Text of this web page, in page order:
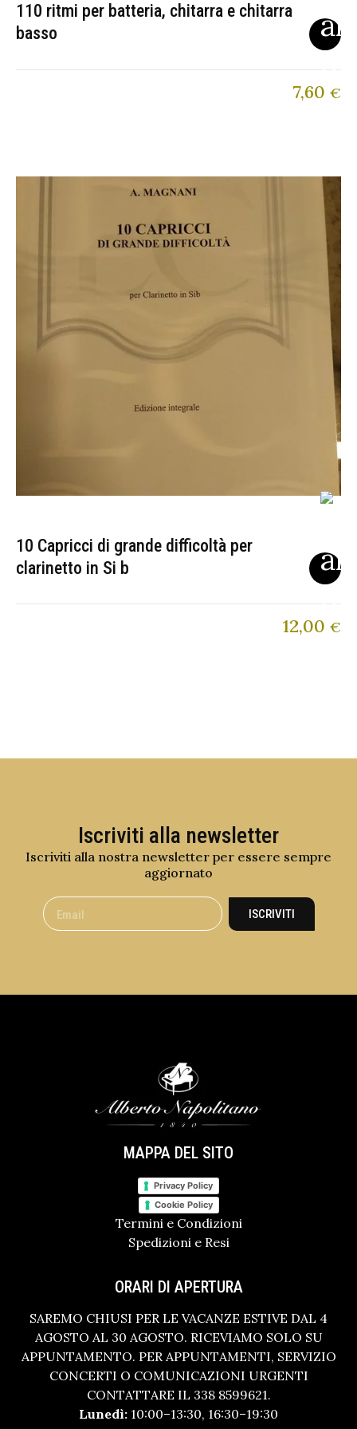
110 ritmi per batteria, chitarra e chitarra
basso
7,60 €
10 Capricci di grande difficoltà per
clarinetto in Si b
12,00 €
Iscriviti alla newsletter
Iscriviti alla nostra newsletter per essere sempre
aggiornato
ISCRIVITI
MAPPA DEL SITO
Privacy Policy
Cookie Policy
Termini e Condizioni
Spedizioni e Resi
ORARI DI APERTURA
SAREMO CHIUSI PER LE VACANZE ESTIVE DAL 4
AGOSTO AL 30 AGOSTO. RICEVIAMO SOLO SU
APPUNTAMENTO. PER APPUNTAMENTI, SERVIZIO
CONCERTI O COMUNICAZIONI URGENTI
CONTATTARE IL 338 8599621.
Lunedì: 10:00–13:30, 16:30–19:30